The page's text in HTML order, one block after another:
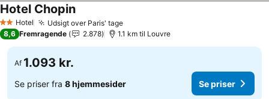
2 Stjerner
Hotel Udsigt over Paris' tageSe priser
Hotel ChopinSe priser
8,6 Fremragende 2.878 1.1 km til Louvre
Af 1.093 kr.
Se priser fra 8 hjemmesider Se priser